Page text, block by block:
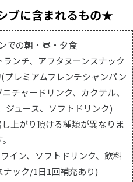
ブに含まれるもの★
での朝・昼・夕食
ンチ、アフタヌーンスナック
レミアムフレンチシャンパン
チャードリンク、カクテル、
ジュース、ソフトドリンク)
上がり頂ける種類が異なりま
イン、ソフトドリンク、飲料
ック/1日1回補充あり)